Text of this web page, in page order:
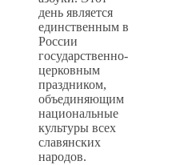
день является
единственным в
России
государственно-
церковным
праздником,
объединяющим
национальные
культуры всех
славянских
народов.